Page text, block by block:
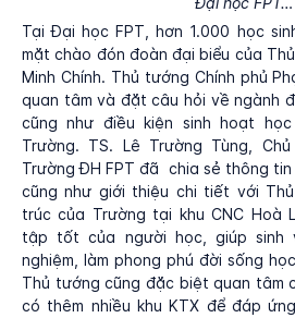
Tại Đại học FPT, hơn 1.000 học
mặt chào đón đoàn đại biểu của
Minh Chính. Thủ tướng Chính phủ
quan tâm và đặt câu hỏi về ngành
cũng như điều kiện sinh hoạt
Trường. TS. Lê Trường Tùng,
Trường ĐH FPT đã chia sẻ thông
cũng như giới thiệu chi tiết với
trúc của Trường tại khu CNC Hoà
tập tốt của người học, giúp sinh
nghiệm, làm phong phú đời sống
Thủ tướng cũng đặc biệt quan tâm
có thêm nhiều khu KTX để đáp